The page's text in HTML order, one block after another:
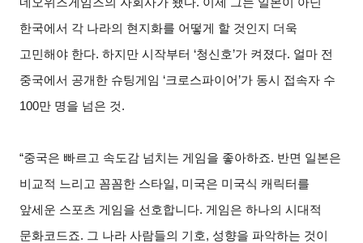
한국에서 각 나라의 현지화를 어떻게 할 것인지 더욱
고민해야 한다. 하지만 시작부터 ‘청신호’가 켜졌다. 얼마 전
중국에서 공개한 슈팅게임 ‘크로스파이어’가 동시 접속자 수
100만 명을 넘은 것.
“중국은 빠르고 속도감 넘치는 게임을 좋아하죠. 반면 일본은
비교적 느리고 꼼꼼한 스타일, 미국은 미국식 캐릭터를
앞세운 스포츠 게임을 선호합니다. 게임은 하나의 시대적
문화코드죠. 그 나라 사람들의 기호, 성향을 파악하는 것이